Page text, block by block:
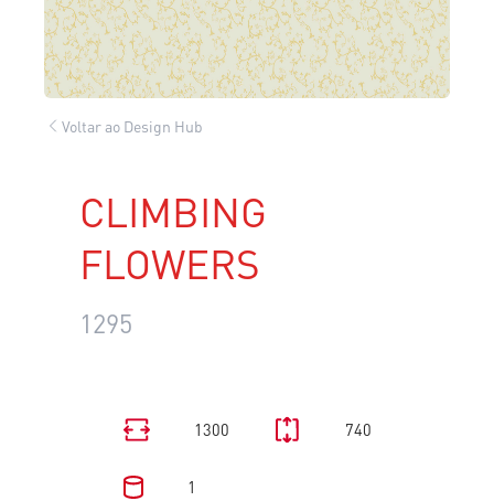
Voltar ao Design Hub
CLIMBING
FLOWERS
1295
1300 740
1